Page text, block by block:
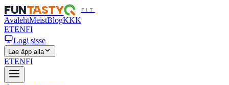
FUNTASTY FIT
AvalehtMeistBlogKKK
ETENFI
Logi sisse
Lae äpp alla
ETENFI